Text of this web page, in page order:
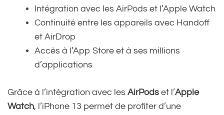
Intégration avec les AirPods et l’Apple Watch
Continuité entre les appareils avec Handoff
et AirDrop
Accès à l’App Store et à ses millions
d’applications
Grâce à l’intégration avec les AirPods et l’Apple
Watch, l’iPhone 13 permet de profiter d’une